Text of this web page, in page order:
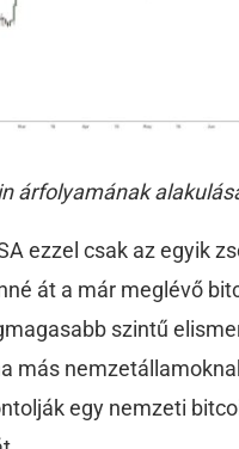
árfolyamának
ezzel csak az egyik
át a már meglévő
szintű
más
egy nemzeti